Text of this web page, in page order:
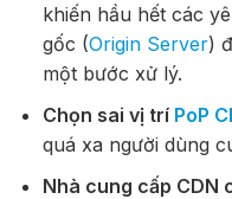
khiến hầu hết các
gốc (Origin Server)
một bước xử lý.
Chọn sai vị trí PoP
quá xa người dùng
Nhà cung cấp CDN